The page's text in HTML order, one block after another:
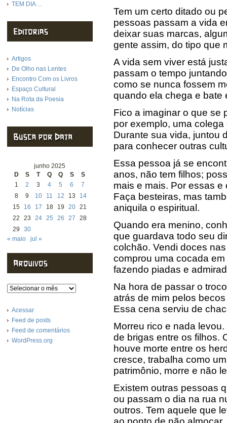
TEM DIA…
Artigos
De Olho nas Lentes
Encontro Com os Livros
Espaço Cultural
Na Rota da Poesia
Notícias
junho 2025
D
S T Q Q S
S
1
2 3 4 5 6
7
8
9 10 11 12 13
14
15
16 17 18 19 20 21
22
23 24 25 26 27
28
29
30
« maio
jul »
Arquivos
Acessar
Feed de posts
Feed de comentários
WordPress.org
Tem um certo ditado ou
pessoas passam a vida
deixar suas marcas,
gente assim, do tipo que
A vida sem viver está
passam o tempo
como se nunca fossem
quando ela chega e bate
Fico a imaginar o que se
por exemplo, uma
Durante sua vida, juntou
para conhecer outras
Essa pessoa já se
anos, não tem filhos;
mais e mais. Por essas
Faça besteiras, mas
aniquila o espiritual.
Quando era menino,
que guardava todo seu
colchão. Vendi doces
comprou uma cocada
fazendo piadas e
Na hora de passar o
atrás de mim pelos
Essa cena serviu de
Morreu rico e nada
de brigas entre os filhos.
houve morte entre os
cresce, trabalha como
patrimônio, morre e não
Existem outras pessoas
ou passam o dia na rua
outros. Tem aquele que